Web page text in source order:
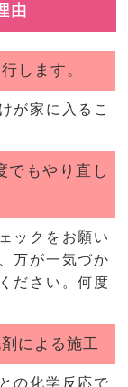
由
します。
が家に入るこ
もやり直し
ックをお願い
万が一気づか
ださい。何度
による施工
の化学反応で